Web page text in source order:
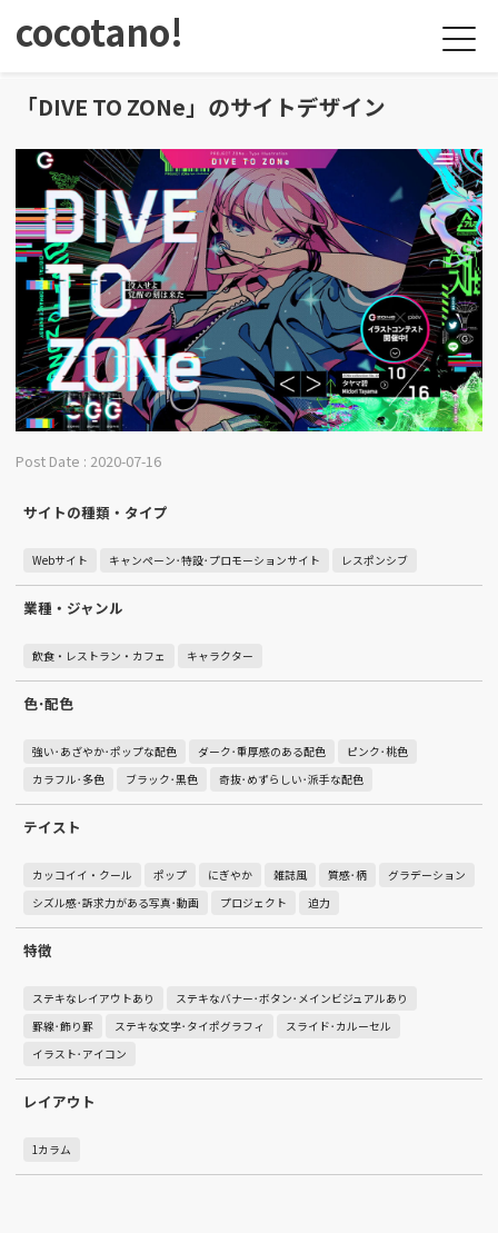
cocotano!
「DIVE TO ZONe」のサイトデザイン
Post Date : 2020-07-16
サイトの種類・タイプ
Webサイト キャンペーン･特設･プロモーションサイト レスポンシブ
業種・ジャンル
飲食・レストラン・カフェ キャラクター
色･配色
強い･あざやか･ポップな配色 ダーク･重厚感のある配色
ピンク･桃色
カラフル･多色
ブラック･黒色 奇抜･めずらしい･派手な配色
テイスト
カッコイイ・クール ポップ にぎやか 雑誌風 質感･柄
グラデーション
シズル感･訴求力がある写真･動画
プロジェクト 迫力
特徴
ステキなレイアウトあり
ステキなバナー･ボタン･メインビジュアルあり
罫線･飾り罫
ステキな文字･タイポグラフィ
スライド･カルーセル
イラスト･アイコン
レイアウト
1カラム